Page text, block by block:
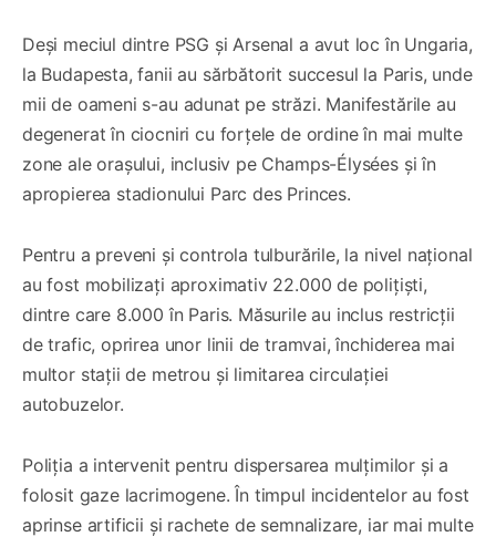
Deși meciul dintre PSG și Arsenal a avut loc în Ungaria,
la Budapesta, fanii au sărbătorit succesul la Paris, unde
mii de oameni s-au adunat pe străzi. Manifestările au
degenerat în ciocniri cu forțele de ordine în mai multe
zone ale orașului, inclusiv pe Champs-Élysées și în
apropierea stadionului Parc des Princes.
Pentru a preveni și controla tulburările, la nivel național
au fost mobilizați aproximativ 22.000 de polițiști,
dintre care 8.000 în Paris. Măsurile au inclus restricții
de trafic, oprirea unor linii de tramvai, închiderea mai
multor stații de metrou și limitarea circulației
autobuzelor.
Poliția a intervenit pentru dispersarea mulțimilor și a
folosit gaze lacrimogene. În timpul incidentelor au fost
aprinse artificii și rachete de semnalizare, iar mai multe